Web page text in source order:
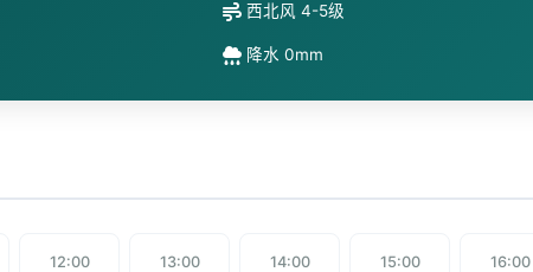
西北风 4-5级
降水 0mm
12:00 13:00 14:00 15:00 16:00